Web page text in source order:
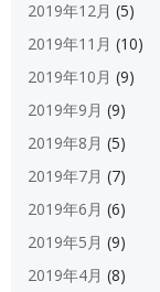
2019年12月 (5)
2019年11月 (10)
2019年10月 (9)
2019年9月 (9)
2019年8月 (5)
2019年7月 (7)
2019年6月 (6)
2019年5月 (9)
2019年4月 (8)